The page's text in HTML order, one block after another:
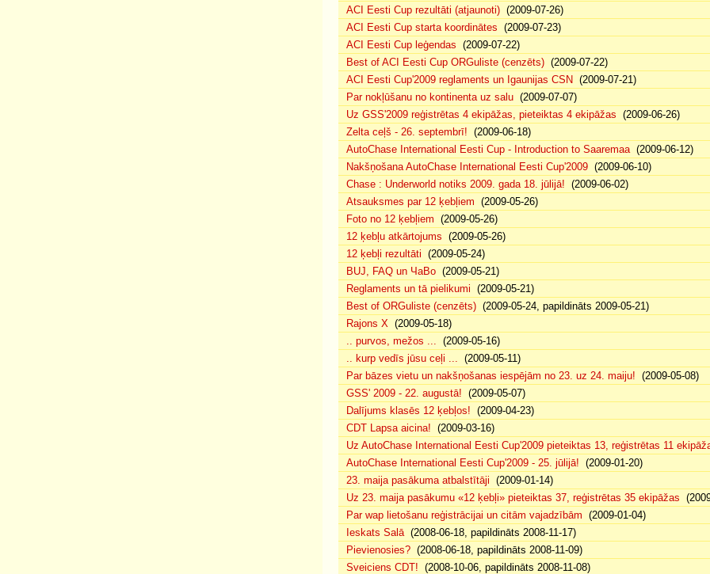
ACI Eesti Cup rezultāti (atjaunoti) (2009-07-26)
ACI Eesti Cup starta koordinātes (2009-07-23)
ACI Eesti Cup leģendas (2009-07-22)
Best of ACI Eesti Cup ORGuliste (cenzēts) (2009-07-22)
ACI Eesti Cup'2009 reglaments un Igaunijas CSN (2009-07-21)
Par nokļūšanu no kontinenta uz salu (2009-07-07)
Uz GSS'2009 reģistrētas 4 ekipāžas, pieteiktas 4 ekipāžas (2009-06-26)
Zelta ceļš - 26. septembrī! (2009-06-18)
AutoChase International Eesti Cup - Introduction to Saaremaa(2009-06-12)
Nakšņošana AutoChase International Eesti Cup'2009 (2009-06-10)
Chase : Underworld notiks 2009. gada 18. jūlijā! (2009-06-02)
Atsauksmes par 12 ķebļiem (2009-05-26)
Foto no 12 ķebļiem (2009-05-26)
12 ķebļu atkārtojums (2009-05-26)
12 ķebļi rezultāti (2009-05-24)
BUJ, FAQ un ЧаВо (2009-05-21)
Reglaments un tā pielikumi (2009-05-21)
Best of ORGuliste (cenzēts) (2009-05-24, papildināts 2009-05-21)
Rajons X (2009-05-18)
.. purvos, mežos ... (2009-05-16)
.. kurp vedīs jūsu ceļi ... (2009-05-11)
Par bāzes vietu un nakšņošanas iespējām no 23. uz 24. maiju! (2009-05-08)
GSS' 2009 - 22. augustā! (2009-05-07)
Dalījums klasēs 12 ķebļos! (2009-04-23)
CDT Lapsa aicina! (2009-03-16)
Uz AutoChase International Eesti Cup'2009 pieteiktas 13, reģistrētas 11
AutoChase International Eesti Cup'2009 - 25. jūlijā! (2009-01-20)
23. maija pasākuma atbalstītāji (2009-01-14)
Uz 23. maija pasākumu «12 ķebļi» pieteiktas 37, reģistrētas 35 ekipāžas
Par wap lietošanu reģistrācijai un citām vajadzībām (2009-01-04)
Ieskats Salā(2008-06-18, papildināts 2008-11-17)
Pievienosies? (2008-06-18, papildināts 2008-11-09)
Sveiciens CDT! (2008-10-06, papildināts 2008-11-08)